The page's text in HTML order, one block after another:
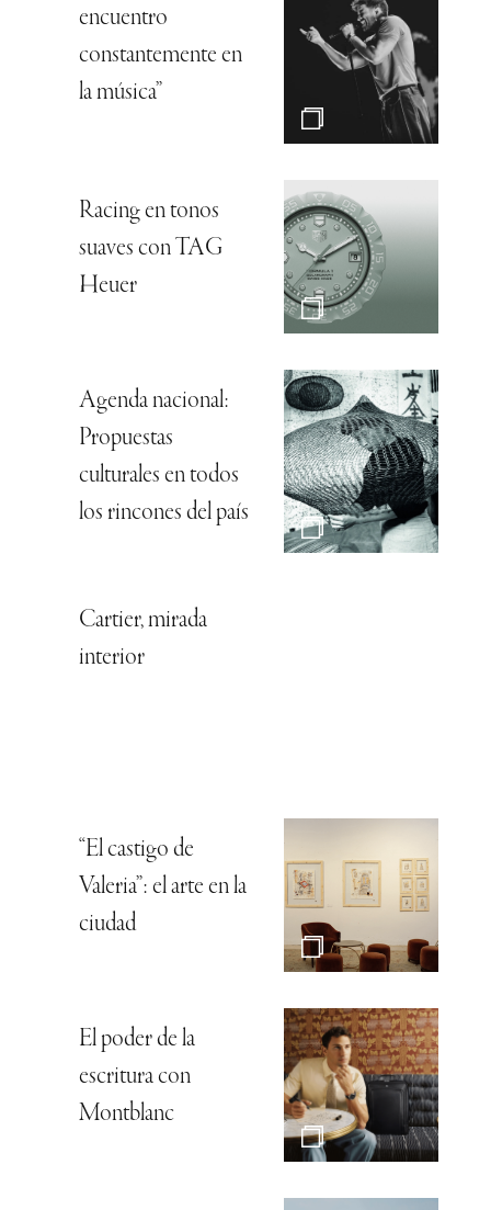
encuentro
constantemente en
la música”
Racing en tonos
suaves con TAG
Heuer
Agenda nacional:
Propuestas
culturales en todos
los rincones del país
Cartier, mirada
interior
“El castigo de
Valeria”: el arte en la
ciudad
El poder de la
escritura con
Montblanc